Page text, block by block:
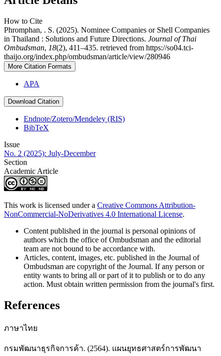
How to Cite
Phromphan, . S. (2025). Nominee Companies or Shell Companies
in Thailand : Solutions and Future Directions. Journal of Thai
Ombudsman, 18(2), 411–435. retrieved from https://so04.tci-
thaijo.org/index.php/ombudsman/article/view/280946
More Citation Formats
APA
Download Citation
Endnote/Zotero/Mendeley (RIS)
BibTeX
Issue
No. 2 (2025): July-December
Section
Academic Article
This work is licensed under a Creative Commons Attribution-
NonCommercial-NoDerivatives 4.0 International License.
Content published in the journal is personal opinions of
authors which the office of Ombudsman and the editorial
team are not bound to be accordance with.
Articles, content, images, etc. published in the Journal of
Ombudsman are copyright of the Journal. If any person or
entity wants to bring all or part of it to publish or to do any
action. Must obtain written permission from the journal's first.
References
ภาษาไทย
กรมพัฒนาธุรกิจการค้า. (2564). แผนยุทธศาสตร์การพัฒนา